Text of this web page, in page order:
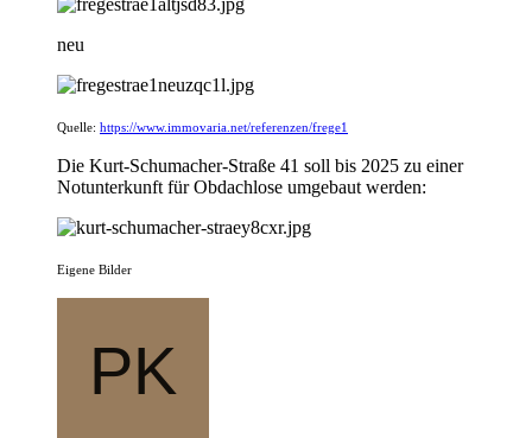
neu
Quelle: https://www.immovaria.net/referenzen/frege1
Die Kurt-Schumacher-Straße 41 soll bis 2025 zu einer
Notunterkunft für Obdachlose umgebaut werden:
Eigene Bilder